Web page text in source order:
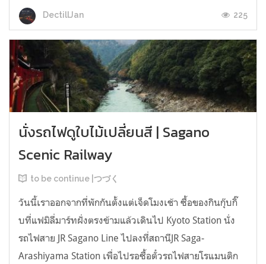
DectillJan 225
นั่งรถไฟดูใบไม้เปลี่ยนสี | Sagano
Scenic Railway
to be continue |つづく
วันนี้เราออกจากที่พักกันตั้งแต่เจ็ดโมงเช้า ซื้อของกินกุ๊บกิ๊
บที่แฟมิลี่มาร์ทฝั่งตรงข้ามแล้วเดินไป Kyoto Station นั่ง
รถไฟสาย JR Sagano Line ไปลงที่สถานีJR Saga-
Arashiyama Station เพื่อไปรอซื้อตั๋วรถไฟสายโรแมนติก